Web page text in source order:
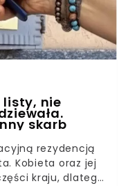
listy, nie
skarb
rezydencją
Kobieta oraz jej
kraju, dlatego